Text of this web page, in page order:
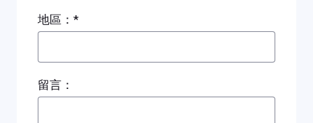
地區：*
留言：